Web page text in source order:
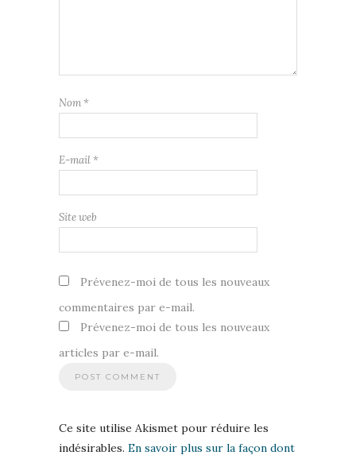
Nom *
E-mail *
Site web
Prévenez-moi de tous les nouveaux
commentaires par e-mail.
Prévenez-moi de tous les nouveaux
articles par e-mail.
Ce site utilise Akismet pour réduire les
indésirables. En savoir plus sur la façon dont